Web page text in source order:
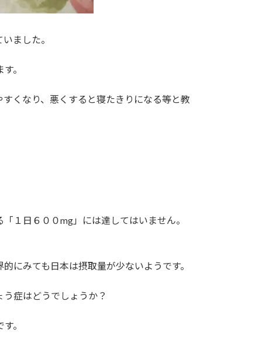
ました。
。
くなり、悪くすると寝たきりになる等と教
１日６００mg」には達してはいません。
にみても日本は摂取量が少ないようです。
症はどうでしょうか？
。